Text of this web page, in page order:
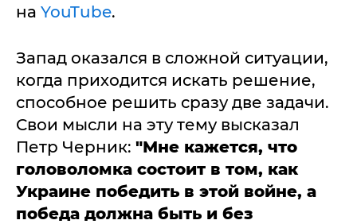
на YouTube.
Запад оказался в сложной ситуации,
когда приходится искать решение,
способное решить сразу две задачи.
Свои мысли на эту тему высказал
Петр Черник: "Мне кажется, что
головоломка состоит в том, как
Украине победить в этой войне, а
победа должна быть и без